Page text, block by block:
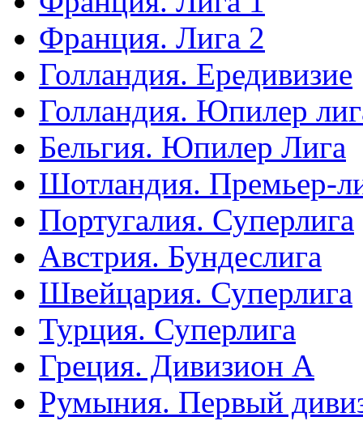
Франция. Лига 2
Голландия. Ередивизие
Голландия. Юпилер
Бельгия. Юпилер Лига
Шотландия. Премьер-
Португалия. Суперлига
Австрия. Бундеслига
Швейцария. Суперлига
Турция. Суперлига
Греция. Дивизион А
Румыния. Первый